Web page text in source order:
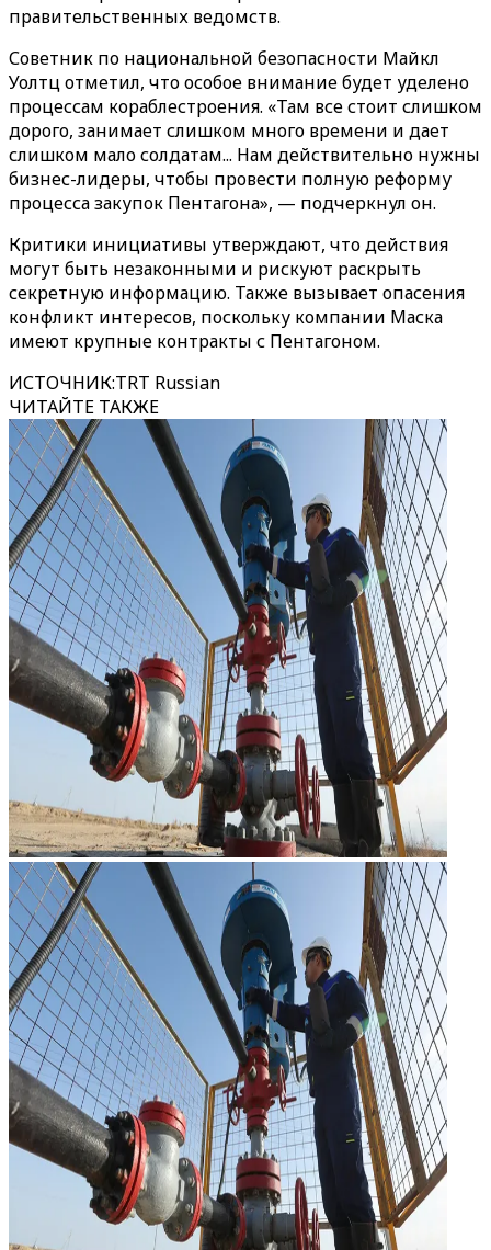
правительственных ведомств.
Советник по национальной безопасности Майкл
Уолтц отметил, что особое внимание будет уделено
процессам кораблестроения. «Там все стоит слишком
дорого, занимает слишком много времени и дает
слишком мало солдатам... Нам действительно нужны
бизнес-лидеры, чтобы провести полную реформу
процесса закупок Пентагона», — подчеркнул он.
Критики инициативы утверждают, что действия
могут быть незаконными и рискуют раскрыть
секретную информацию. Также вызывает опасения
конфликт интересов, поскольку компании Маска
имеют крупные контракты с Пентагоном.
ИСТОЧНИК:TRT Russian
ЧИТАЙТЕ ТАКЖЕ